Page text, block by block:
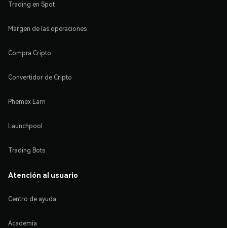
Trading en Spot
Margen de las operaciones
Compra Cripto
Convertidor de Cripto
Phemex Earn
Launchpool
Trading Bots
Atención al usuario
Centro de ayuda
Academia